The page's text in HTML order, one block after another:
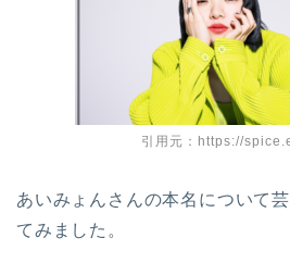
引用元：https://
あいみょんさんの本名について
てみました。